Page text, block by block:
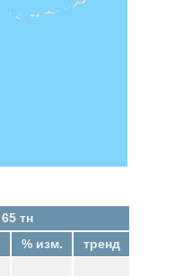
65 тн
% изм. тренд